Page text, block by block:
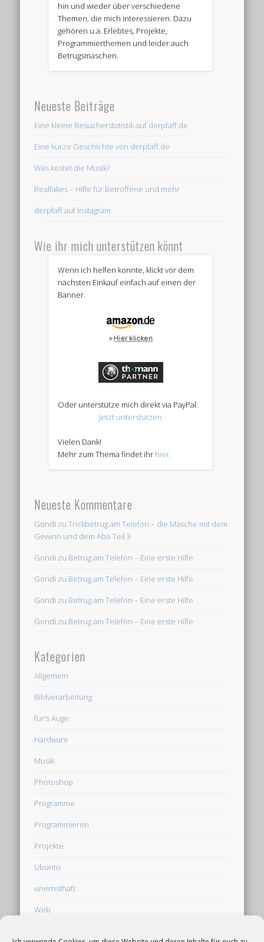
hin und wieder über verschiedene
Themen, die mich interessieren. Dazu
gehören u.a. Erlebtes, Projekte,
Programmierthemen und leider auch
Betrugsmaschen.
Neueste Beiträge
Eine kleine Besucherstatistik auf derpfaff.de
Eine kurze Geschichte von derpfaff.de
Was kostet die Musik?
Realfakes – Hilfe für Betroffene und mehr
derpfaff auf Instagram
Wie ihr mich unterstützen könnt
Wenn ich helfen konnte, klickt vor dem
nächsten Einkauf einfach auf einen der
Banner.
Oder unterstütze mich direkt via PayPal.
Jetzt unterstützen
Vielen Dank!
Mehr zum Thema findet ihr hier.
Neueste Kommentare
Gondi zuTrickbetrug am Telefon – die Masche mit dem
Gewinn und dem Abo Teil 3
Gondi zu Betrug am Telefon – Eine erste Hilfe
Gondi zu Betrug am Telefon – Eine erste Hilfe
Gondi zu Betrug am Telefon – Eine erste Hilfe
Gondi zu Betrug am Telefon – Eine erste Hilfe
Kategorien
Allgemein
Bildverarbeitung
für's Auge
Hardware
Musik
Photoshop
Programme
Programmieren
Projekte
Ubuntu
unernsthaft
Web